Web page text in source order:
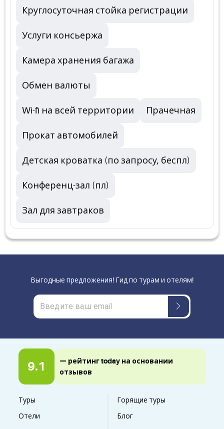
Круглосуточная стойка регистрации
Услуги консьержа
Камера хранения багажа
Обмен валюты
Wi-fi на всей территории Прачечная
Прокат автомобилей
Детская кроватка (по запросу, беспл)
Конференц-зал (пл)
Зал для завтраков
9.1
— рейтинг today на основании
отзывов
Туры
Горящие туры
Отели
Блог
Выгодные предложения! Гид по турам и отелям!